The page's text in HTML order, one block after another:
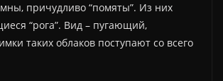
причудливо “помяты”. Из них
“рога”. Вид – пугающий,
таких облаков поступают со всего